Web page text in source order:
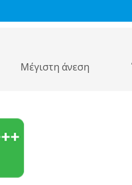
Μέγιστη άνεση